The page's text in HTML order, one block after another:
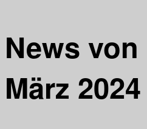
News
März